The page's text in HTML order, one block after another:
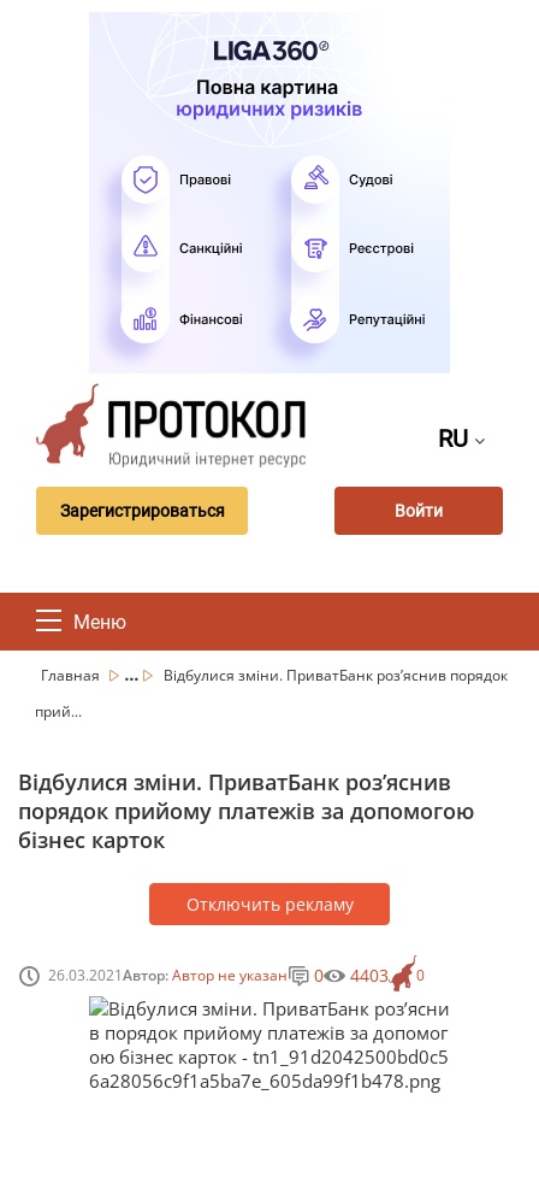
RU
Зарегистрироваться Войти
Меню
Главная ...
Відбулися зміни. ПриватБанк роз’яснив порядок
прий...
Відбулися зміни. ПриватБанк роз’яснив
порядок прийому платежів за допомогою
бізнес карток
Отключить рекламу
26.03.2021Автор:Автор не указан 0
0 4403